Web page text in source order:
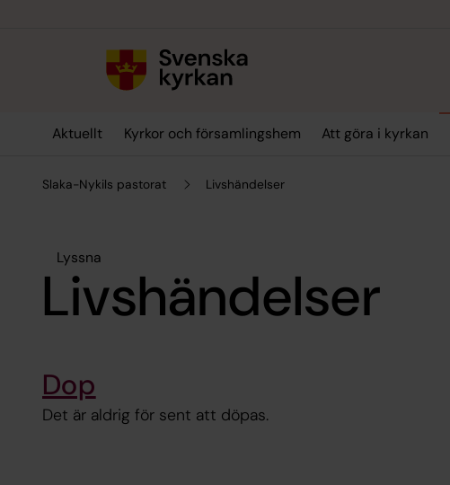
Aktuellt Kyrkor och församlingshem Att göra i kyrkan
Slaka-Nykils pastorat Livshändelser
Lyssna
Livshändelser
Dop
Det är aldrig för sent att döpas.